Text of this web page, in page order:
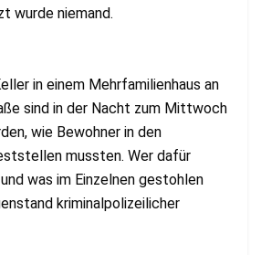
wurde niemand.
in einem Mehrfamilienhaus an
sind in der Nacht zum Mittwoch
wie Bewohner in den
mussten. Wer dafür
was im Einzelnen gestohlen
kriminalpolizeilicher